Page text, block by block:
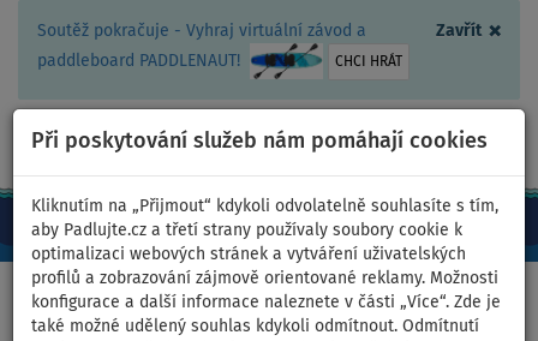
Zavřít ×
Soutěž pokračuje - Vyhraj virtuální závod a
paddleboard PADDLENAUT!
CHCI HRÁT
Při poskytování služeb nám pomáhají cookies
Kliknutím na „Přijmout“ kdykoli odvolatelně souhlasíte s tím,
aby Padlujte.cz a třetí strany používaly soubory cookie k
optimalizaci webových stránek a vytváření uživatelských
profilů a zobrazování zájmově orientované reklamy. Možnosti
konfigurace a další informace naleznete v části „Více“. Zde je
také možné udělený souhlas kdykoli odmítnout. Odmítnutí
CZ/Kč +420 467 409 090 0ks
Domů >Čluny a motory